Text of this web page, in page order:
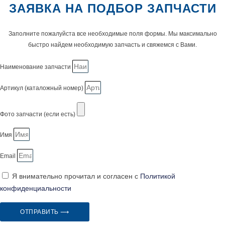
ЗАЯВКА НА ПОДБОР ЗАПЧАСТИ
Заполните пожалуйста все необходимые поля формы. Мы максимально
быстро найдем необходимую запчасть и свяжемся с Вами.
Наименование запчасти
Артикул (каталожный номер)
Фото запчасти (если есть)
Имя
Email
Я внимательно прочитал и согласен с Политикой
конфиденциальности
ОТПРАВИТЬ ⟶